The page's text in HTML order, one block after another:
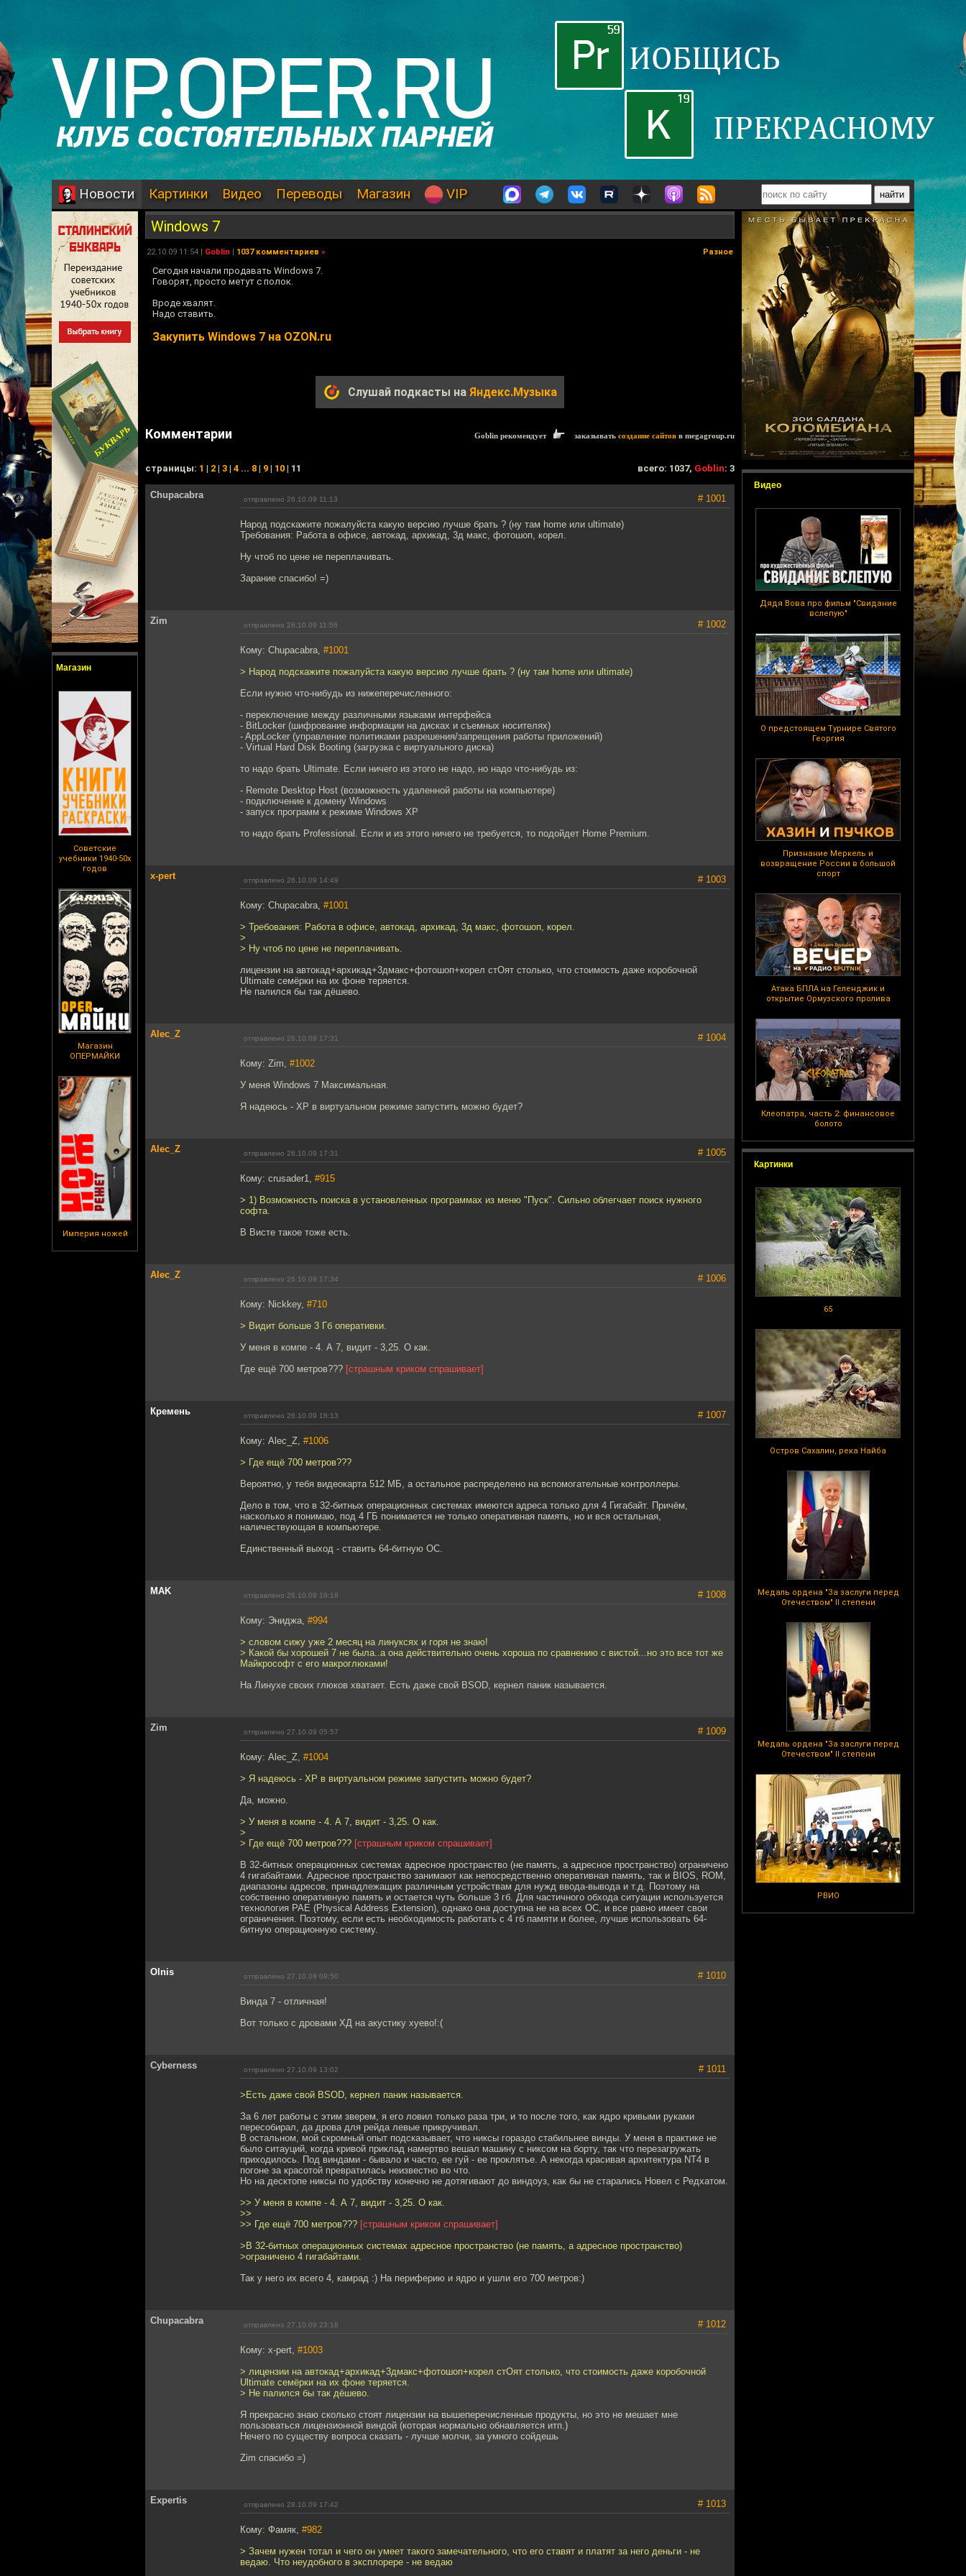
Новости Картинки Видео Переводы Магазин VIP
Магазин
Советские
учебники 1940-50х
годов
Магазин
ОПЕРМАЙКИ
Империя ножей
Видео
Дядя Вова про фильм "Свидание
вслепую"
О предстоящем Турнире Святого
Георгия
Признание Меркель и
возвращение России в большой
спорт
Атака БПЛА на Геленджик и
открытие Ормузского пролива
Клеопатра, часть 2: финансовое
болото
Картинки
65
Остров Сахалин, река Найба
Медаль ордена "За заслуги перед
Отечеством" II степени
Медаль ордена "За заслуги перед
Отечеством" II степени
РВИО
Windows 7
22.10.09 11:54 | Goblin | 1037 комментариев » Разное
Сегодня начали продавать Windows 7.
Говорят, просто метут с полок.
Вроде хвалят.
Надо ставить.
Закупить Windows 7 на OZON.ru
Слушай подкасты на Яндекс.Музыка
Комментарии Goblin рекомендует заказывать создание сайтов в megagroup.ru
cтраницы: 1 | 2 | 3 | 4 ... 8 | 9 | 10 | 11 всего: 1037, Goblin: 3
Chupacabra отправлено 26.10.09 11:13 # 1001
Народ подскажите пожалуйста какую версию лучше брать ? (ну там home или ultimate)
Требования: Работа в офисе, автокад, архикад, 3д макс, фотошоп, корел.
Ну чтоб по цене не переплачивать.
Зарание спасибо! =)
Zim отправлено 26.10.09 11:56 # 1002
Кому: Chupacabra, #1001
> Народ подскажите пожалуйста какую версию лучше брать ? (ну там home или ultimate)
Если нужно что-нибудь из нижеперечисленного:
- переключение между различными языками интерфейса
- BitLocker (шифрование информации на дисках и съемных носителях)
- AppLocker (управление политиками разрешения/запрещения работы приложений)
- Virtual Hard Disk Booting (загрузка с виртуального диска)
то надо брать Ultimate. Если ничего из этого не надо, но надо что-нибудь из:
- Remote Desktop Host (возможность удаленной работы на компьютере)
- подключение к домену Windows
- запуск программ к режиме Windows XP
то надо брать Professional. Если и из этого ничего не требуется, то подойдет Home Premium.
x-pert отправлено 26.10.09 14:49 # 1003
Кому: Chupacabra, #1001
> Требования: Работа в офисе, автокад, архикад, 3д макс, фотошоп, корел.
>
> Ну чтоб по цене не переплачивать.
лицензии на автокад+архикад+3дмакс+фотошоп+корел стОят столько, что стоимость даже коробочной
Ultimate семёрки на их фоне теряется.
Не палился бы так дёшево.
Alec_Z отправлено 26.10.09 17:31 # 1004
Кому: Zim, #1002
У меня Windows 7 Максимальная.
Я надеюсь - ХР в виртуальном режиме запустить можно будет?
Alec_Z отправлено 26.10.09 17:31 # 1005
Кому: crusader1, #915
> 1) Возможность поиска в установленных программах из меню "Пуск". Сильно облегчает поиск нужного
софта.
В Висте такое тоже есть.
Alec_Z отправлено 26.10.09 17:34 # 1006
Кому: Nickkey, #710
> Видит больше 3 Гб оперативки.
У меня в компе - 4. А 7, видит - 3,25. О как.
Где ещё 700 метров??? [страшным криком спрашивает]
Кремень отправлено 26.10.09 18:13 # 1007
Кому: Alec_Z, #1006
> Где ещё 700 метров???
Вероятно, у тебя видеокарта 512 МБ, а остальное распределено на вспомогательные контроллеры.
Дело в том, что в 32-битных операционных системах имеются адреса только для 4 Гигабайт. Причём,
насколько я понимаю, под 4 ГБ понимается не только оперативная память, но и вся остальная,
наличествующая в компьютере.
Единственный выход - ставить 64-битную ОС.
MAK отправлено 26.10.09 19:18 # 1008
Кому: Эниджа, #994
> словом сижу уже 2 месяц на линуксях и горя не знаю!
> Какой бы хорошей 7 не была..а она действительно очень хороша по сравнению с вистой...но это все тот же
Майкрософт с его макроглюками!
На Линухе своих глюков хватает. Есть даже свой BSOD, кернел паник называется.
Zim отправлено 27.10.09 05:57 # 1009
Кому: Alec_Z, #1004
> Я надеюсь - ХР в виртуальном режиме запустить можно будет?
Да, можно.
> У меня в компе - 4. А 7, видит - 3,25. О как.
>
> Где ещё 700 метров??? [страшным криком спрашивает]
В 32-битных операционных системах адресное пространство (не память, а адресное пространство) ограничено
4 гигабайтами. Адресное пространство занимают как непосредственно оперативная память, так и BIOS, ROM,
диапазоны адресов, принадлежащих различным устройствам для нужд ввода-вывода и т.д. Поэтому на
собственно оперативную память и остается чуть больше 3 гб. Для частичного обхода ситуации используется
технология PAE (Physical Address Extension), однако она доступна не на всех ОС, и все равно имеет свои
ограничения. Поэтому, если есть необходимость работать с 4 гб памяти и более, лучше использовать 64-
битную операционную систему.
Olnis отправлено 27.10.09 08:50 # 1010
Винда 7 - отличная!
Вот только с дровами ХД на акустику хуево!:(
Cyberness отправлено 27.10.09 13:02 # 1011
>Есть даже свой BSOD, кернел паник называется.
За 6 лет работы с этим зверем, я его ловил только раза три, и то после того, как ядро кривыми руками
пересобирал, да дрова для рейда левые прикручивал.
В остальном, мой скромный опыт подсказывает, что никсы гораздо стабильнее винды. У меня в практике не
было ситауций, когда кривой приклад намертво вешал машину с никсом на борту, так что перезагружать
приходилось. Под виндами - бывало и часто, ее гуй - ее проклятье. А некогда красивая архитектура NT4 в
погоне за красотой превратилась неизвестно во что.
Но на десктопе никсы по удобству конечно не дотягивают до виндоуз, как бы не старались Новел с Редхатом.
>> У меня в компе - 4. А 7, видит - 3,25. О как.
>>
>> Где ещё 700 метров??? [страшным криком спрашивает]
>В 32-битных операционных системах адресное пространство (не память, а адресное пространство)
>ограничено 4 гигабайтами.
Так у него их всего 4, камрад :) На периферию и ядро и ушли его 700 метров:)
Chupacabra отправлено 27.10.09 23:18 # 1012
Кому: x-pert, #1003
> лицензии на автокад+архикад+3дмакс+фотошоп+корел стОят столько, что стоимость даже коробочной
Ultimate семёрки на их фоне теряется.
> Не палился бы так дёшево.
Я прекрасно знаю сколько стоят лицензии на вышеперечисленные продукты, но это не мешает мне
пользоваться лицензионной виндой (которая нормально обнавляется итп.)
Нечего по существу вопроса сказать - лучше молчи, за умного сойдешь
Zim спасибо =)
Expertis отправлено 28.10.09 17:42 # 1013
Кому: Фамяк, #982
> Зачем нужен тотал и чего он умеет такого замечательного, что его ставят и платят за него деньги - не
ведаю. Что неудобного в эксплорере - не ведаю